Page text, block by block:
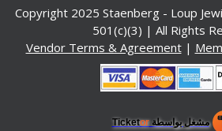
Copyright 2025 Staenberg - Loup
501(c)(3) | All Rights
Vendor Terms & Agreement|
مشغل بواسطة Ticketor